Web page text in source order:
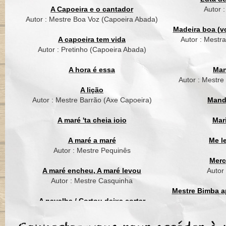
A Capoeira e o cantador
Autor : Mestre Boa Voz (Capoeira Abada)
A capoeira tem vida
Autor : Pretinho (Capoeira Abada)
A hora é essa
A lição
Autor : Mestre Barrão (Axe Capoeira)
A maré 'ta cheia ioio
A maré a maré
Autor : Mestre Pequinês
A maré encheu, A maré levou
Autor : Mestre Casquinha
A navalha / Cortou deixa cortar
Autor
Madeira boa
Autor :
Autor :
Me
Autor
Mestre Bimba
Todos tem o seu
Corpo balança ao
Na cadencia do
Compreendendo a
Berimbau tocou,
Chamando a
Dizendo que
Todos tem o seu
Il appelle le jeu des